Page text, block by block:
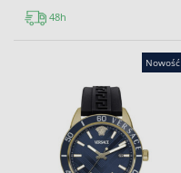
48h
Nowość